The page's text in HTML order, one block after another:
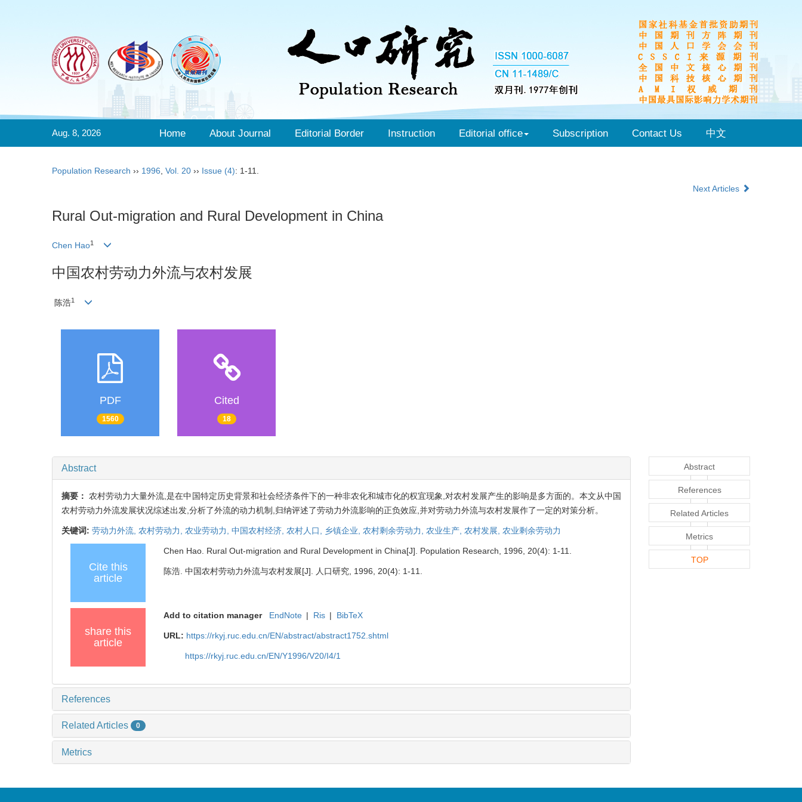
Aug. 8, 2026 Home About Journal Editorial Border Instruction Editorial office Subscription Contact Us 中文
Population Research ›› 1996 Vol. 20 ›› Issue (4): 1-11.
Next Articles
Rural Out-migration and Rural Development in China
Chen Hao1
中国农村劳动力外流与农村发展
陈浩1
PDF
1560
Cited
18
Abstract
摘要： 农村劳动力大量外流,是在中国特定历史背景和社会经济条件下的一种非农化和城市化的权宜现象,对农村发展产生的影响是多方面的。本文从中国
农村劳动力外流发展状况综述出发,分析了外流的动力机制,归纳评述了劳动力外流影响的正负效应,并对劳动力外流与农村发展作了一定的对策分析。
关键词: 劳动力外流, 农村劳动力, 农业劳动力, 中国农村经济, 农村人口, 乡镇企业, 农村剩余劳动力, 农业生产, 农村发展, 农业剩余劳动力
Cite this
article
Chen Hao. Rural Out-migration and Rural Development in China[J]. Population Research, 1996, 20(4): 1-11.
陈浩. 中国农村劳动力外流与农村发展[J]. 人口研究, 1996, 20(4): 1-11.
share this
article
Add to citation manager EndNote | Ris | BibTeX
URL: https://rkyj.ruc.edu.cn/EN/abstract/abstract1752.shtml
https://rkyj.ruc.edu.cn/EN/Y1996/V20/I4/1
References
Related Articles 0
Metrics
Abstract
References
Related Articles
Metrics
TOP